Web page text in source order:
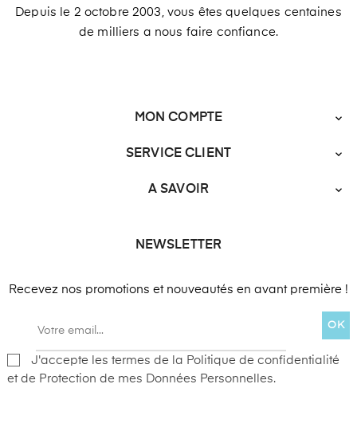
Depuis le 2 octobre 2003, vous êtes quelques centaines
de milliers a nous faire confiance.
MON COMPTE 
SERVICE CLIENT 
A SAVOIR 
NEWSLETTER
Recevez nos promotions et nouveautés en avant première !
OK
J'accepte les termes de la Politique de confidentialité
et de Protection de mes Données Personnelles.